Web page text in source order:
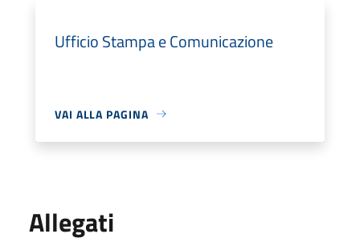
Ufficio Stampa e Comunicazione
VAI ALLA PAGINA
Allegati